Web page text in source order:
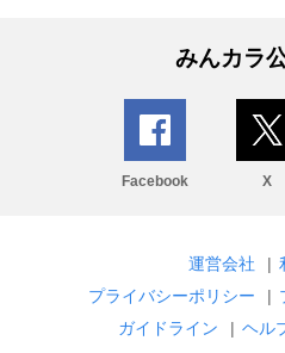
みんカラ
Facebook X
運営会社 |
プライバシーポリシー
|
ガイドライン
| ヘル